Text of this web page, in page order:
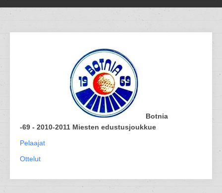
Botnia
-69 - 2010-2011 Miesten edustusjoukkue
Pelaajat
Ottelut